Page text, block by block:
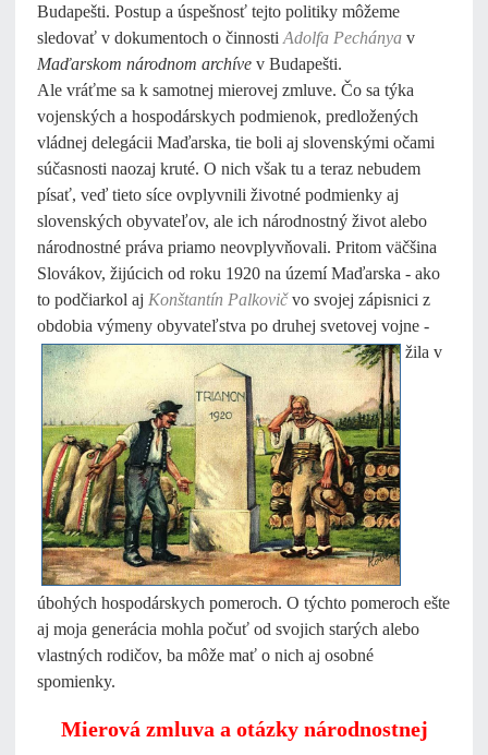
Budapešti. Postup a úspešnosť tejto politiky môžeme
sledovať v dokumentoch o činnosti Adolfa Pechánya v
Maďarskom národnom archíve v Budapešti.
Ale vráťme sa k samotnej mierovej zmluve. Čo sa týka
vojenských a hospodárskych podmienok, predložených
vládnej delegácii Maďarska, tie boli aj slovenskými očami
súčasnosti naozaj kruté. O nich však tu a teraz nebudem
písať, veď tieto síce ovplyvnili životné podmienky aj
slovenských obyvateľov, ale ich národnostný život alebo
národnostné práva priamo neovplyvňovali. Pritom väčšina
Slovákov, žijúcich od roku 1920 na území Maďarska - ako
to podčiarkol aj Konštantín Palkovičvo svojej zápisnici z
obdobia výmeny obyvateľstva po druhej svetovej vojne -
žila v
úbohých hospodárskych pomeroch. O týchto pomeroch ešte
aj moja generácia mohla počuť od svojich starých alebo
vlastných rodičov, ba môže mať o nich aj osobné
spomienky.
Mierová zmluva a otázky národnostnej